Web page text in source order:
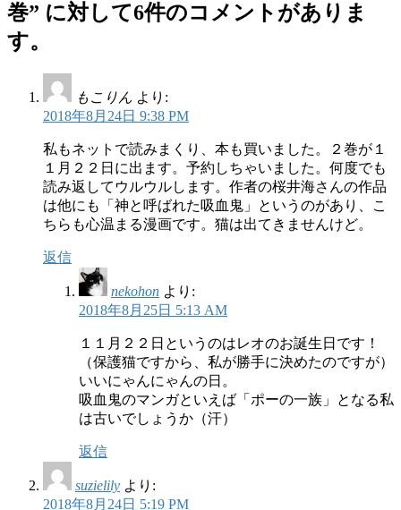
巻” に対して6件のコメントがありま
す。
もこりん より:
2018年8月24日 9:38 PM
私もネットで読みまくり、本も買いました。２巻が１
１月２２日に出ます。予約しちゃいました。何度でも
読み返してウルウルします。作者の桜井海さんの作品
は他にも「神と呼ばれた吸血鬼」というのがあり、こ
ちらも心温まる漫画です。猫は出てきませんけど。
返信
nekohon より:
2018年8月25日 5:13 AM
１１月２２日というのはレオのお誕生日です！
（保護猫ですから、私が勝手に決めたのですが）
いいにゃんにゃんの日。
吸血鬼のマンガといえば「ポーの一族」となる私
は古いでしょうか（汗）
返信
suzielily より:
2018年8月24日 5:19 PM